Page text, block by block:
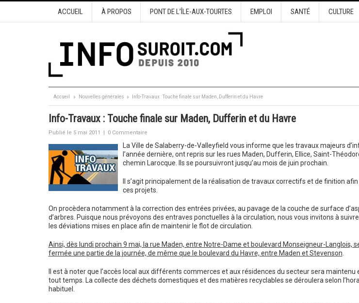
ACCUEIL À PROPOS PONT DE L’ÎLE-AUX-TOURTES EMPLOI SANTÉ CULTURE
Accueil Nouvelles générales Info-Travaux : Touche finale sur Maden, Dufferin et du Havre
Info-Travaux : Touche finale sur Maden, Dufferin et du Havre
Publié le 5 mai 2011 | 0 Commentaire
La Ville de Salaberry-de-Valleyfield vous informe que les travaux majeurs
l’année dernière, ont repris sur les rues Maden, Dufferin, Ellice, Saint-
chemin Larocque. Ils se poursuivront jusqu’au mois de juin prochain.
Il s’agit principalement de la réalisation de travaux correctifs et de finition
ces projets.
On procèdera notamment à la correction des entrées privées, au pavage de la couche de surface
d’arbres. Puisque nous prévoyons des entraves ponctuelles à la circulation, nous vous invitons à
les déviations mises en place afin de maintenir le flot de circulation.
Ainsi, dès lundi prochain 9 mai, la rue Maden, entre Notre-Dame et boulevard Monseigneur-Langlois,
fermée une partie de la journée, de même que le boulevard du Havre, entre Maden et Stevenson
Il est à noter que l’accès local aux différents commerces et aux résidences du secteur sera maintenu
tout temps. La collecte des déchets domestiques et des matières recyclables se déroulera selon
habituel.